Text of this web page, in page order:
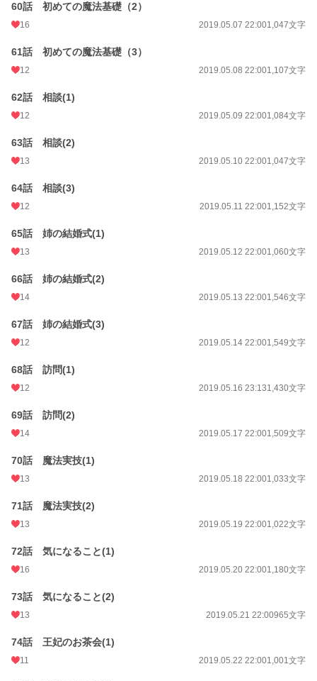
60話 初めての魔法基礎（2）
16 2019.05.07 22:001,047文字
61話 初めての魔法基礎（3）
12 2019.05.08 22:001,107文字
62話 相談(1)
12 2019.05.09 22:001,084文字
63話 相談(2)
13 2019.05.10 22:001,047文字
64話 相談(3)
12 2019.05.11 22:001,152文字
65話 姉の結婚式(1)
13 2019.05.12 22:001,060文字
66話 姉の結婚式(2)
14 2019.05.13 22:001,546文字
67話 姉の結婚式(3)
12 2019.05.14 22:001,549文字
68話 訪問(1)
12 2019.05.16 23:131,430文字
69話 訪問(2)
14 2019.05.17 22:001,509文字
70話 魔法実技(1)
13 2019.05.18 22:001,033文字
71話 魔法実技(2)
13 2019.05.19 22:001,022文字
72話 気になること(1)
16 2019.05.20 22:001,180文字
73話 気になること(2)
13 2019.05.21 22:00965文字
74話 王妃のお茶会(1)
11 2019.05.22 22:001,001文字